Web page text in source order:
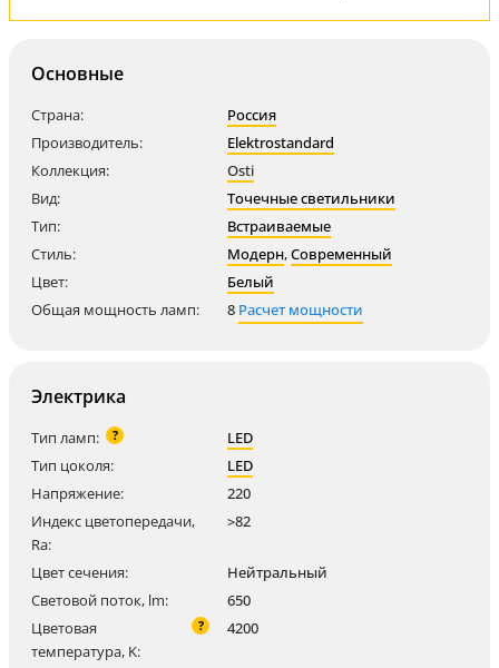
Основные
Страна:
Россия
Производитель:
Elektrostandard
Коллекция:
Osti
Вид:
Точечные светильники
Тип:
Встраиваемые
Стиль:
Модерн,Современный
Цвет:
Белый
Общая мощность ламп:
8 Расчет мощности
Электрика
Тип ламп: ?
LED
Тип цоколя:
LED
Напряжение:
220
Индекс цветопередачи,
Ra:
>82
Цвет сечения:
Нейтральный
Световой поток, lm:
650
Цветовая
температура, K:
? 4200